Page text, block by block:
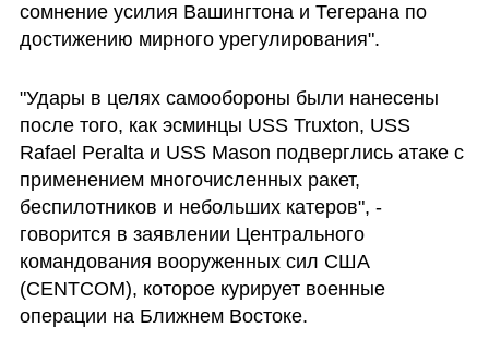
сомнение усилия Вашингтона и Тегерана по
достижению мирного урегулирования".
"Удары в целях самообороны были нанесены
после того, как эсминцы USS Truxton, USS
Rafael Peralta и USS Mason подверглись атаке с
применением многочисленных ракет,
беспилотников и небольших катеров", -
говорится в заявлении Центрального
командования вооруженных сил США
(CENTCOM), которое курирует военные
операции на Ближнем Востоке.